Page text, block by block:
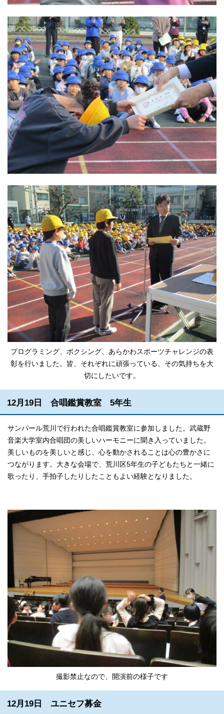
プログラミング、ボクシング、あらかわスポーツチャレンジの表
彰を行いました。皆、それぞれに頑張っている、その気持ちを大
切にしたいです。
12月19日 合唱鑑賞教室 5年生
サンパール荒川で行われた合唱鑑賞教室に参加しました。武蔵野
音楽大学室内合唱団の美しいハーモニーに聞き入っていました。
美しいものを美しいと感じ、心を動かされることは心の豊かさに
つながります。大きな会場で、荒川区5年生の子どもたちと一緒に
歌ったり、手拍子したりしたこともよい経験となりました。
撮影禁止なので、開演前の様子です
12月19日 ユニセフ募金